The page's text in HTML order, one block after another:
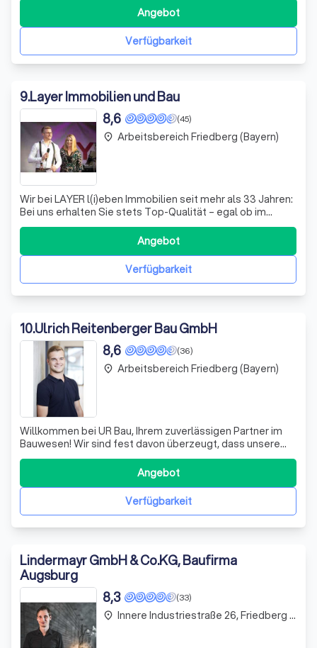
Bestandsimmobilien, Mehrfamilienhäusern,
Denkmalobjekten sowie anspruchsvollen Sanierungs- und
Umbauprojekten. Wir begleiten Projekte von der er
Verfügbarkeit
Angebot
9.Layer Immobilien und Bau
(45)
8,6
Wir bei LAYER l(i)eben Immobilien seit mehr als 33 Jahren:
Bei uns erhalten Sie stets Top-Qualität – egal ob im
Immobilienservice, der Beratung oder in puncto
Sicherheit. Sie profitieren bei LAYER von kurzen Wegen,
direkter Kommunikation und mehr Transparenz, denn bei
uns befindet sich alles unter e
Verfügbarkeit
Angebot
place Arbeitsbereich Friedberg (Bayern)
10.Ulrich Reitenberger Bau GmbH
(36)
8,6
Willkommen bei UR Bau, Ihrem zuverlässigen Partner im
Bauwesen! Wir sind fest davon überzeugt, dass unsere
Mitarbeiter das Herzstück unseres Erfolgs bilden.
Kontinuität, Zuverlässigkeit und Vertrauen sind die
Grundpfeiler, auf denen wir unsere Zusammenarbeit mit
Ihnen aufbauen. Unser Leitgedanke „Me
Verfügbarkeit
Angebot
place Arbeitsbereich Friedberg (Bayern)
Lindermayr GmbH & Co.KG, Baufirma
Augsburg
(33)
8,3
place Innere Industriestraße 26, Friedberg (Bayern)